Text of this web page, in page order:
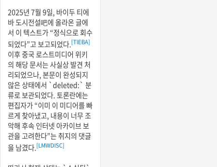
2025년 7월 9일, 바이두 티에
바 도시전설吧에 올라온 글에
서 이 텍스트가 “정식으로 회수
되었다”고 보고되었다.[TIEBA]
이후 중국 로스트미디어 위키
의 해당 문서는 사실상 발견 처
리되었으나, 본문이 완성되지
않은 상태에서 `deleted:` 분
류로 보관되었다. 토론란에는
편집자가 “이미 이 미디어를 빠
르게 찾아냈고, 내용이 너무 조
악해 후속 인터넷 아카이브 보
관을 고려한다”는 취지의 댓글
을 남겼다.[LMWDISC]